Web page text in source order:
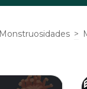
Monstruosidades >